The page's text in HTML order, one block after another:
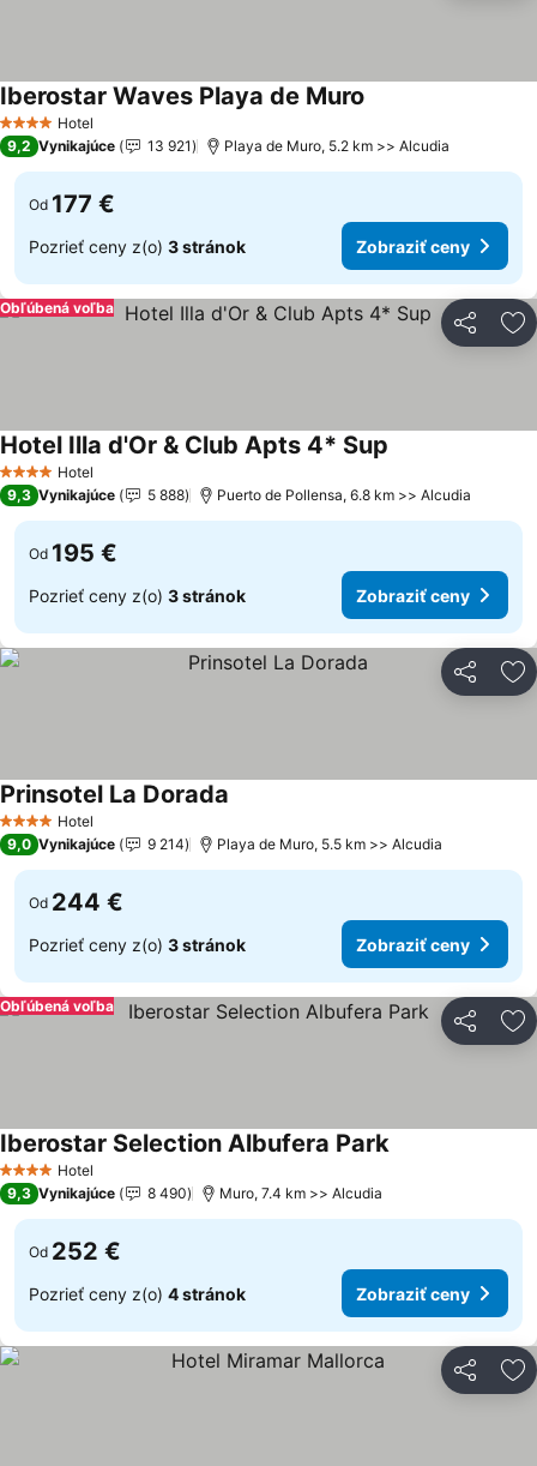
4 Počet hviezdičiek
Hotel
Iberostar Waves Playa de Muro
9,2 Vynikajúce 13 921 Playa de Muro, 5.2 km >> Alcudia
Od 177 €
Pozrieť ceny z(o) 3 stránok Zobraziť ceny
Zdieľať
Obľúbená voľba
4 Počet hviezdičiek
Hotel
Hotel Illa d'Or & Club Apts 4* Sup
9,3 Vynikajúce 5 888 Puerto de Pollensa, 6.8 km >> Alcudia
Od 195 €
Pozrieť ceny z(o) 3 stránok Zobraziť ceny
Zdieľať
4 Počet hviezdičiek
Hotel
Prinsotel La Dorada
9,0 Vynikajúce 9 214 Playa de Muro, 5.5 km >> Alcudia
Od 244 €
Pozrieť ceny z(o) 3 stránok Zobraziť ceny
Zdieľať
Obľúbená voľba
4 Počet hviezdičiek
Hotel
Iberostar Selection Albufera ParkZobraziť ceny
9,3 Vynikajúce 8 490 Muro, 7.4 km >> Alcudia
Od 252 €
Pozrieť ceny z(o) 4 stránok Zobraziť ceny
Zdieľať